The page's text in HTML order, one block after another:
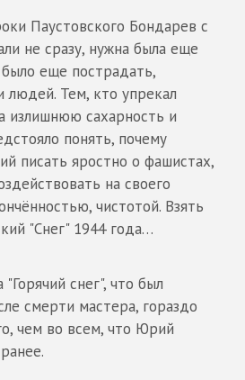
Паустовского Бондарев с
не сразу, нужна была еще
еще пострадать,
людей. Тем, кто упрекал
излишнюю сахарность и
понять, почему
писать яростно о фашистах,
на своего
чистотой. Взять
"Снег" 1944 года…
снег", что был
смерти мастера, гораздо
чем во всем, что Юрий